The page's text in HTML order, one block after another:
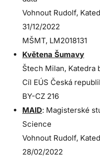
Vohnout Rudolf,
31/12/2022
MŠMT, LM2018131
Květena Šumavy
Štech Milan, Katedra
Cíl EÚS Česká
BY-CZ 216
MAID: Magisterské
Science
Vohnout Rudolf,
28/02/2022